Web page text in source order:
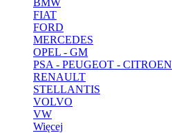
BMW
FIAT
FORD
MERCEDES
OPEL - GM
PSA - PEUGEOT - CITROEN
RENAULT
STELLANTIS
VOLVO
VW
Więcej